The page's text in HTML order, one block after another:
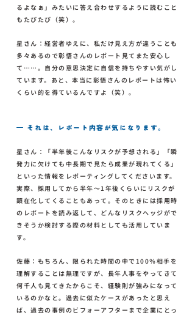
るよなぁ」みたいに答え合わせするように読むこと
もたびたび（笑）。
星さん：経営者ゆえに、私だけ見え方が違うことも
多々あるので彰悟さんのレポート見てまた安心し
て……。自分の意思決定に自信を持ちやすい気がし
ています。あと、本当に彰悟さんのレポートは怖い
くらい的を得ているんですよ（笑）。
— それは、レポート内容が気になります。
星さん：「半年後こんなリスクが予想される」「瞬
発力に欠けても中長期で見たら成果が現れてくる」
といった情報をレポーティングしてくださいます。
実際、採用してから半年〜1年後くらいにリスクが
顕在化してくることもあって。そのときには採用時
のレポートを読み返して、どんなリスクヘッジがで
きそうか検討する際の材料としても活用していま
す。
佐藤：もちろん、限られた時間の中で100％相手を
理解することは無理ですが、長年人事をやってきて
何千人も見てきたからこそ、経験則が強みになって
いるのかなと。過去に似たケースがあったと思え
ば、過去の事例のビフォーアフターまで企業にとっ